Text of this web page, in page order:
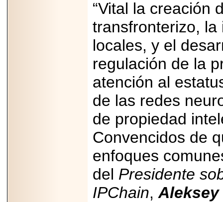
“Vital la creación
transfronterizo,
locales, y el
regulación de la
atención al
de las redes
de propiedad
Convencidos de
enfoques
del Presidente
IPChain,